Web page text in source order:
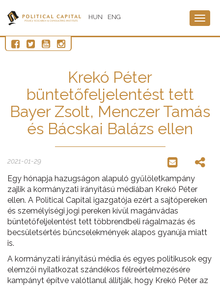
HUN ENG
Krekó Péter
büntetőfeljelentést tett
Bayer Zsolt, Menczer Tamás
és Bácskai Balázs ellen
2021-01-29
Egy hónapja hazugságon alapuló gyűlöletkampány
zajlik a kormányzati irányítású médiában Krekó Péter
ellen. A Political Capital igazgatója ezért a sajtópereken
és személyiségi jogi pereken kívül magánvádas
büntetőfeljelentést tett többrendbeli rágalmazás és
becsületsértés bűncselekmények alapos gyanúja miatt
is.
A kormányzati irányítású média és egyes politikusok egy
elemzői nyilatkozat szándékos félreértelmezésére
kampányt építve valótlanul állítják, hogy Krekó Péter az